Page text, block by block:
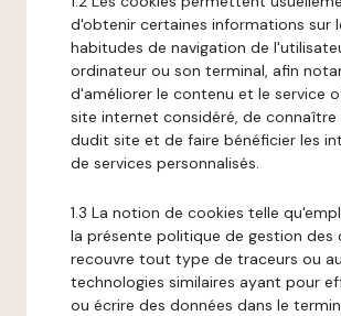
d'obtenir certaines informations sur
habitudes de navigation de
ordinateur ou son terminal, afin
d'améliorer le contenu et le service
site internet considéré, de
dudit site et de faire bénéficier les
de services personnalisés.
1.3 La notion de cookies telle
la présente politique de gestion des
recouvre tout type de traceurs ou
technologies similaires ayant pour
ou écrire des données dans le